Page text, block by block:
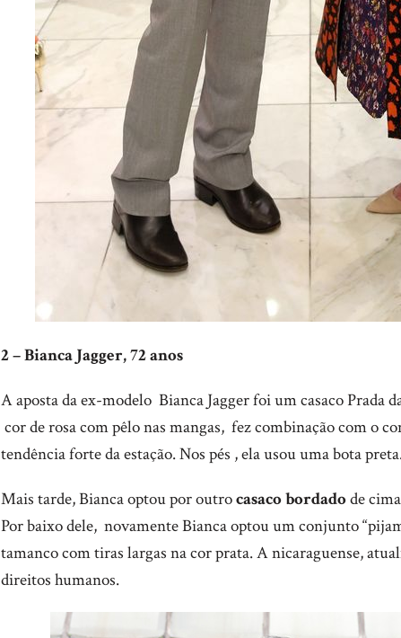
2 – Bianca Jagger, 72 anos
A aposta da ex-modelo Bianca Jagger foi um casaco Prada
cor de rosa com pêlo nas mangas, fez combinação com o
tendência forte da estação. Nos pés , ela usou uma bota
Mais tarde, Bianca optou por outrocasaco bordadode
Por baixo dele, novamente Bianca optou um conjunto
tamanco com tiras largas na cor prata. A nicaraguense,
direitos humanos.